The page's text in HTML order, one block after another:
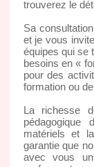
trouverez le
Sa
et je vous
équipes qui se
besoins en «
pour des
formation ou
La richesse
matériels et
garantie que
avec vous